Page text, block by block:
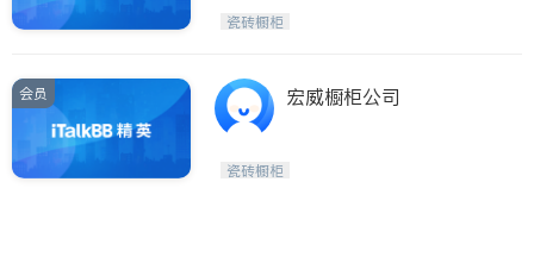
瓷砖橱柜
会员 宏威橱柜公司
瓷砖橱柜